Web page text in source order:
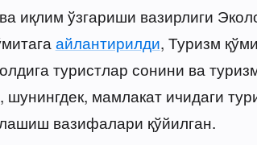
иқлим ўзгариши вазирлиги
айлантирилди, Туризм
туристлар сонини ва
мамлакат ичидаги
вазифалари қўйилган.